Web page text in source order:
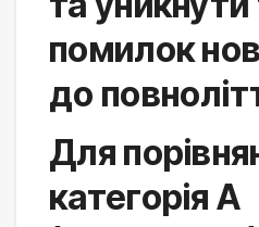
помилок
до
Для
категорія A